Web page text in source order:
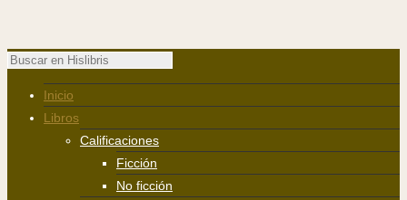
Inicio
Libros
Calificaciones
Ficción
No ficción